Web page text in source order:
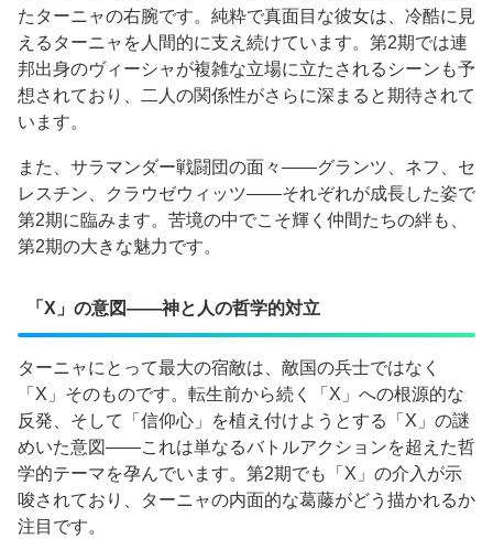
たターニャの右腕です。純粋で真面目な彼女は、冷酷に見
えるターニャを人間的に支え続けています。第2期では連
邦出身のヴィーシャが複雑な立場に立たされるシーンも予
想されており、二人の関係性がさらに深まると期待されて
います。
また、サラマンダー戦闘団の面々——グランツ、ネフ、セ
レスチン、クラウゼウィッツ——それぞれが成長した姿で
第2期に臨みます。苦境の中でこそ輝く仲間たちの絆も、
第2期の大きな魅力です。
「X」の意図——神と人の哲学的対立
ターニャにとって最大の宿敵は、敵国の兵士ではなく
「X」そのものです。転生前から続く「X」への根源的な
反発、そして「信仰心」を植え付けようとする「X」の謎
めいた意図——これは単なるバトルアクションを超えた哲
学的テーマを孕んでいます。第2期でも「X」の介入が示
唆されており、ターニャの内面的な葛藤がどう描かれるか
注目です。